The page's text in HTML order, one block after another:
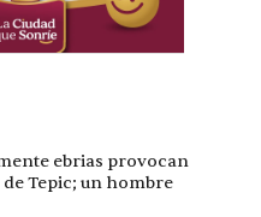
ebrias provocan
Tepic; un hombre